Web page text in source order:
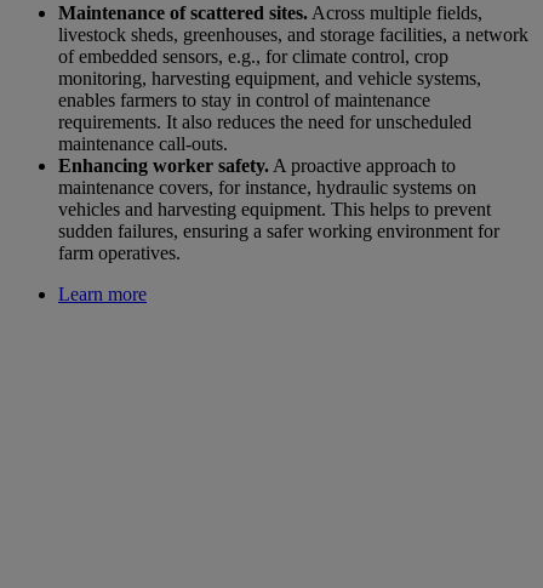
Maintenance of scattered sites. Across multiple fields,
livestock sheds, greenhouses, and storage facilities, a network
of embedded sensors, e.g., for climate control, crop
monitoring, harvesting equipment, and vehicle systems,
enables farmers to stay in control of maintenance
requirements. It also reduces the need for unscheduled
maintenance call-outs.
Enhancing worker safety. A proactive approach to
maintenance covers, for instance, hydraulic systems on
vehicles and harvesting equipment. This helps to prevent
sudden failures, ensuring a safer working environment for
farm operatives.
Learn more